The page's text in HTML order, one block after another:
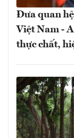
Đưa quan
Việt Nam -
thực chất,